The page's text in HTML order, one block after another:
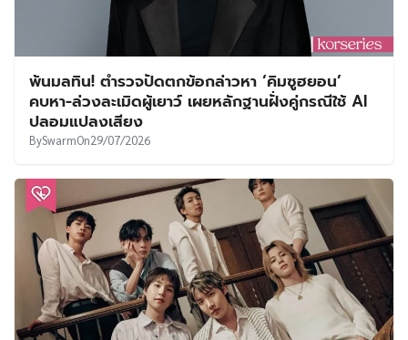
พ้นมลทิน! ตำรวจปัดตกข้อกล่าวหา ‘คิมซูฮยอน’
คบหา-ล่วงละเมิดผู้เยาว์ เผยหลักฐานฝั่งคู่กรณีใช้ AI
ปลอมแปลงเสียง
BySwarmOn29/07/2026